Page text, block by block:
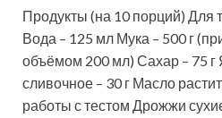
Продукты (на 10 порций) Для
Вода – 125 мл Мука – 500 г
объёмом 200 мл) Сахар – 75
сливочное – 30 г Масло
работы с тестом Дрожжи